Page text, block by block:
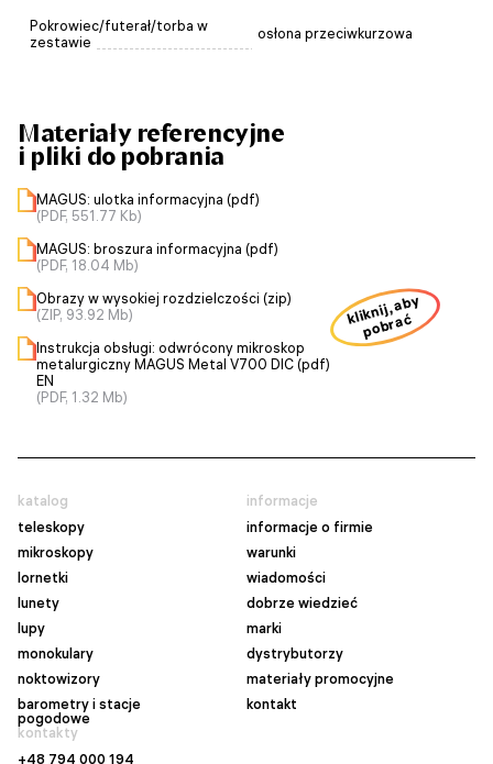
Pokrowiec/futerał/torba w
zestawie
osłona przeciwkurzowa
Materiały referencyjne
i pliki do pobrania
MAGUS: ulotka informacyjna (pdf)
(PDF, 551.77 Kb)
MAGUS: broszura informacyjna (pdf)
(PDF, 18.04 Mb)
Obrazy w wysokiej rozdzielczości (zip)
(ZIP, 93.92 Mb)
Instrukcja obsługi: odwrócony mikroskop
metalurgiczny MAGUS Metal V700 DIC (pdf)
EN
(PDF, 1.32 Mb)
kliknij, aby
pobrać
katalog
teleskopy
mikroskopy
lornetki
lunety
lupy
monokulary
noktowizory
barometry i stacje
pogodowe
informacje
informacje o firmie
warunki
wiadomości
dobrze wiedzieć
marki
dystrybutorzy
materiały promocyjne
kontakt
kontakty
+48 794 000 194